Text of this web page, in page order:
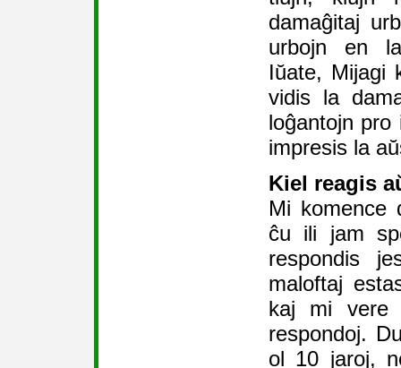
damaĝitaj
urbojn en
Iŭate, Mijagi
vidis la
loĝantojn pro
impresis la
Kiel reagis
Mi komence
ĉu ili jam
respondis
maloftaj
kaj mi vere
respondoj.
ol 10 jaroj,